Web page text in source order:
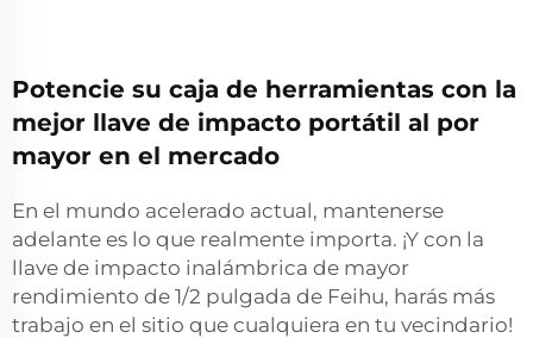
Potencie su caja de herramientas con la
mejor llave de impacto portátil al por
mayor en el mercado
En el mundo acelerado actual, mantenerse
adelante es lo que realmente importa. ¡Y con la
llave de impacto inalámbrica de mayor
rendimiento de 1/2 pulgada de Feihu, harás más
trabajo en el sitio que cualquiera en tu vecindario!